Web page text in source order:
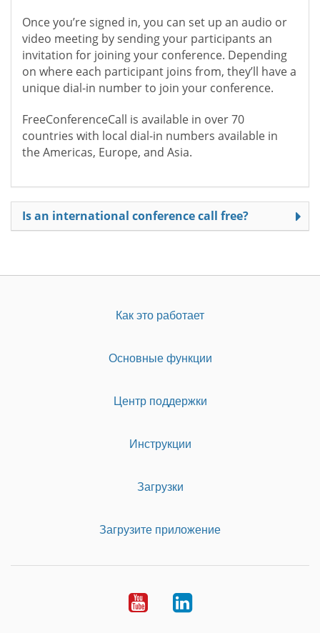
Once you’re signed in, you can set up an audio or
video meeting by sending your participants an
invitation for joining your conference. Depending
on where each participant joins from, they’ll have a
unique dial-in number to join your conference.
FreeConferenceCall is available in over 70
countries with local dial-in numbers available in
the Americas, Europe, and Asia.
Is an international conference call free?
Как это работает
Основные функции
Центр поддержки
Инструкции
Загрузки
Загрузите приложение
YoutubeLinkedIn